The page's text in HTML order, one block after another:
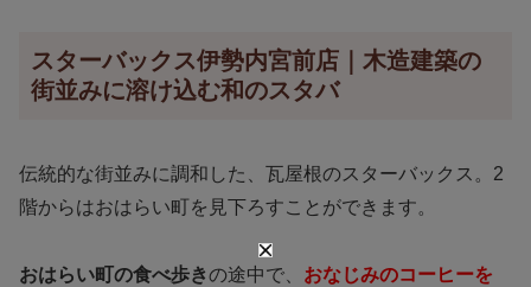
スターバックス伊勢内宮前店｜木造建築の
街並みに溶け込む和のスタバ
伝統的な街並みに調和した、瓦屋根のスターバックス。2
階からはおはらい町を見下ろすことができます。
おはらい町の食べ歩きの途中で、 おなじみのコーヒーを